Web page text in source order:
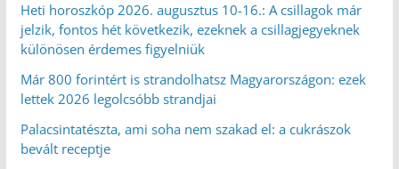
Heti horoszkóp 2026. augusztus 10-16.: A csillagok már
jelzik, fontos hét következik, ezeknek a csillagjegyeknek
különösen érdemes figyelniük
Már 800 forintért is strandolhatsz Magyarországon: ezek
lettek 2026 legolcsóbb strandjai
Palacsintatészta, ami soha nem szakad el: a cukrászok
bevált receptje